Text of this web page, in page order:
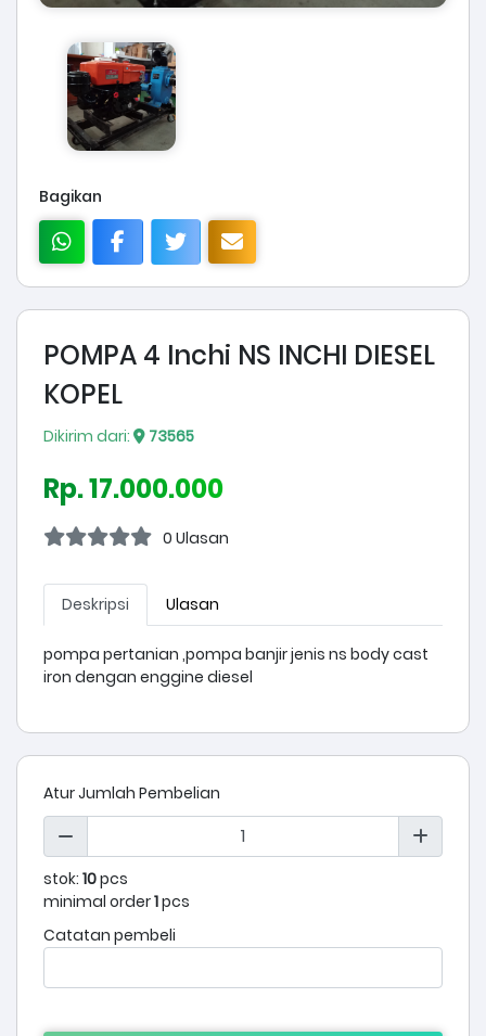
Bagikan
POMPA 4 Inchi NS INCHI DIESEL
KOPEL
Dikirim dari: 73565
Rp. 17.000.000
0 Ulasan
Deskripsi Ulasan
pompa pertanian ,pompa banjir jenis ns body cast
iron dengan enggine diesel
Atur Jumlah Pembelian
stok: 10pcs
minimal order1pcs
Catatan pembeli